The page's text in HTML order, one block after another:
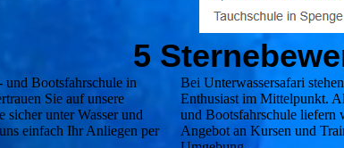
5
und Bootsfahrschule in
Sie auf unsere
sicher unter Wasser und
einfach Ihr Anliegen per
Bei Unterwassersafari
Enthusiast im Mittelpunkt.
und Bootsfahrschule liefern
Angebot an Kursen und